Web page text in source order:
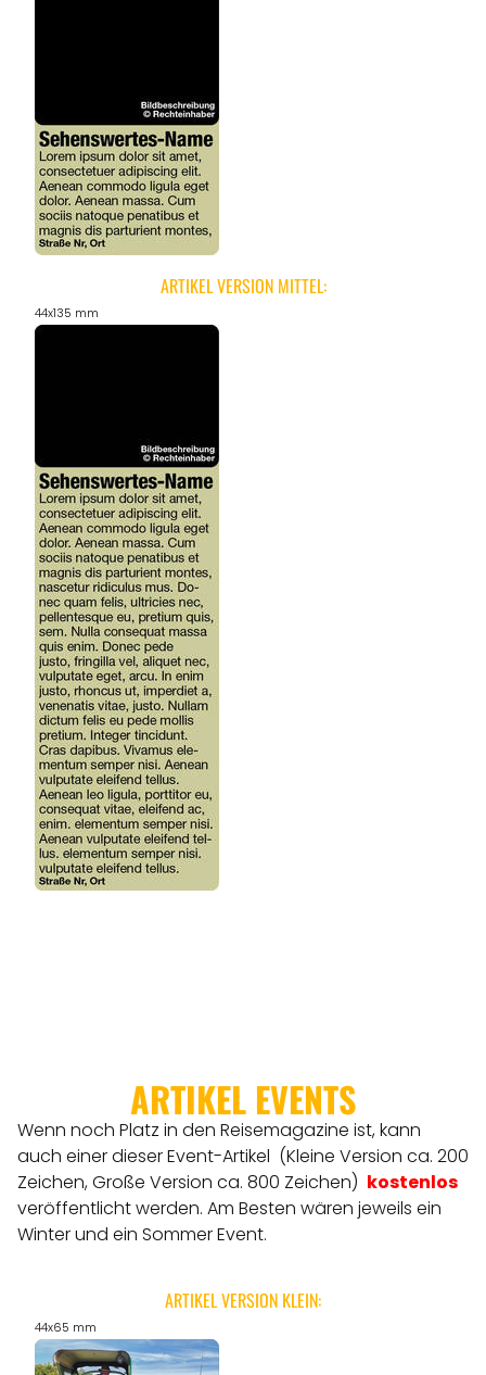
REISEFÜHRER
ANGEBOTE
ARTIKEL VERSION MITTEL:
44x135 mm
ARTIKEL EVENTS
Wenn noch Platz in den Reisemagazine ist, kann
auch einer dieser Event-Artikel (Kleine Version ca. 200
Zeichen, Große Version ca. 800 Zeichen) kostenlos
veröffentlicht werden. Am Besten wären jeweils ein
Winter und ein Sommer Event.
ARTIKEL VERSION KLEIN:
44x65 mm